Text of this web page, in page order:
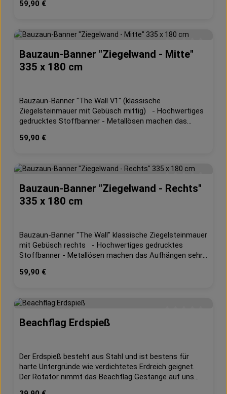
waschbar- geeignet für Innen und Außen- 130g/m²
Regulärer Preis:
59,90 €
Durchschnittliche
Bauzaun-Banner "Ziegelwand - Mitte"
335 x 180 cm
Bauzaun-Banner "The Wall V1" (klassische
Ziegelsteinmauer mit Gebüsch mittig) - Hochwertiges
gedrucktes Stoffbanner - Metallösen machen das
waschbar- geeignet für Innen und Außen- 130g/m²
Regulärer Preis:
59,90 €
Durchschnittliche
Bauzaun-Banner "Ziegelwand - Rechts"
335 x 180 cm
Bauzaun-Banner "The Wall" klassische Ziegelsteinmauer
mit Gebüsch rechts - Hochwertiges gedrucktes
Stoffbanner - Metallösen machen das Aufhängen sehr
für Innen und Außen- 130g/m² DekostoffMaße: ca. 335
Regulärer Preis:
59,90 €
Beachflag Erdspieß
Der Erdspieß besteht aus Stahl und ist bestens für
harte Untergründe wie verdichtetes Erdreich geignet.
Der Rotator nimmt das Beachflag Gestänge auf uns